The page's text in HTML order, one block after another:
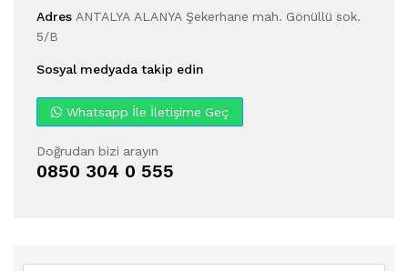
Adres ANTALYA ALANYA Şekerhane mah. Gönüllü sok.
5/B
Sosyal medyada takip edin
Whatsapp İle İletişime Geç
Doğrudan bizi arayın
0850 304 0 555